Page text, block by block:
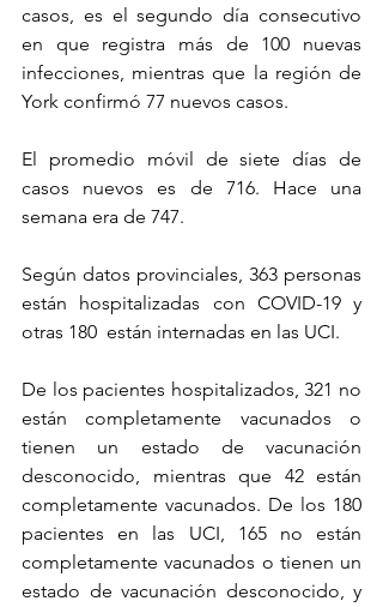
casos, es el segundo día consecutivo
en que registra más de 100 nuevas
infecciones, mientras que la región de
York confirmó 77 nuevos casos.
El promedio móvil de siete días de
casos nuevos es de 716. Hace una
semana era de 747.
Según datos provinciales, 363 personas
están hospitalizadas con COVID-19 y
otras 180  están internadas en las UCI.
De los pacientes hospitalizados, 321 no
están completamente vacunados o
tienen un estado de vacunación
desconocido, mientras que 42 están
completamente vacunados. De los 180
pacientes en las UCI, 165 no están
completamente vacunados o tienen un
estado de vacunación desconocido, y